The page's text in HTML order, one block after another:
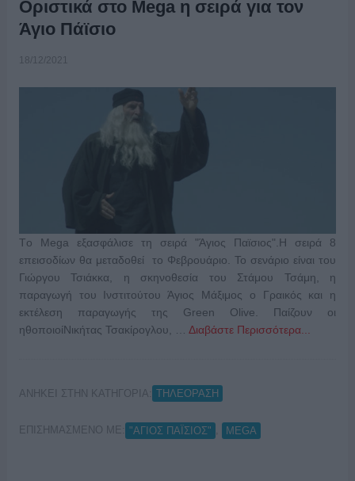
Οριστικά στο Mega η σειρά για τον
Άγιο Πάϊσιο
18/12/2021
Τo Mega εξασφάλισε τη σειρά "Άγιος Παϊσιος".Η σειρά 8
επεισοδίων θα μεταδοθεί το Φεβρουάριο. Το σενάριο είναι του
Γιώργου Τσιάκκα, η σκηνοθεσία του Στάμου Τσάμη, η
παραγωγή του Ινστιτούτου Άγιος Μάξιμος ο Γραικός και η
εκτέλεση παραγωγής της Green Olive. Παίζουν οι
ηθοποιοίΝικήτας Τσακίρογλου, … Διαβάστε Περισσότερα...
ΑΝΗΚΕΙ ΣΤΗΝ ΚΑΤΗΓΟΡΙΑ: ΤΗΛΕΟΡΑΣΗ
ΕΠΙΣΗΜΑΣΜΕΝΟ ΜΕ: "ΑΓΙΟΣ ΠΑΪΣΙΟΣ" MEGA